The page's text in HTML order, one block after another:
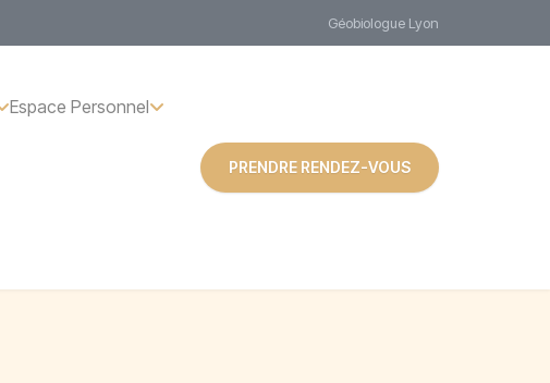
Géobiologue Lyon
Espace Personnel
PRENDRE RENDEZ-VOUS